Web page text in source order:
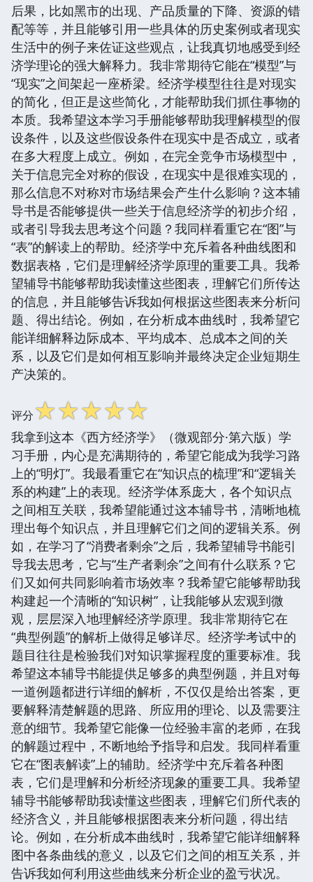
后果，比如黑市的出现、产品质量的下降、资源的错
配等等，并且能够引用一些具体的历史案例或者现实
生活中的例子来佐证这些观点，让我真切地感受到经
济学理论的强大解释力。我非常期待它能在“模型”与
“现实”之间架起一座桥梁。经济学模型往往是对现实
的简化，但正是这些简化，才能帮助我们抓住事物的
本质。我希望这本学习手册能够帮助我理解模型的假
设条件，以及这些假设条件在现实中是否成立，或者
在多大程度上成立。例如，在完全竞争市场模型中，
关于信息完全对称的假设，在现实中是很难实现的，
那么信息不对称对市场结果会产生什么影响？这本辅
导书是否能够提供一些关于信息经济学的初步介绍，
或者引导我去思考这个问题？我同样看重它在“图”与
“表”的解读上的帮助。经济学中充斥着各种曲线图和
数据表格，它们是理解经济学原理的重要工具。我希
望辅导书能够帮助我读懂这些图表，理解它们所传达
的信息，并且能够告诉我如何根据这些图表来分析问
题、得出结论。例如，在分析成本曲线时，我希望它
能详细解释边际成本、平均成本、总成本之间的关
系，以及它们是如何相互影响并最终决定企业短期生
产决策的。
评分☆☆☆☆☆
我拿到这本《西方经济学》（微观部分·第六版）学
习手册，内心是充满期待的，希望它能成为我学习路
上的“明灯”。我最看重它在“知识点的梳理”和“逻辑关
系的构建”上的表现。经济学体系庞大，各个知识点
之间相互关联，我希望能通过这本辅导书，清晰地梳
理出每个知识点，并且理解它们之间的逻辑关系。例
如，在学习了“消费者剩余”之后，我希望辅导书能引
导我去思考，它与“生产者剩余”之间有什么联系？它
们又如何共同影响着市场效率？我希望它能够帮助我
构建起一个清晰的“知识树”，让我能够从宏观到微
观，层层深入地理解经济学原理。我非常期待它在
“典型例题”的解析上做得足够详尽。经济学考试中的
题目往往是检验我们对知识掌握程度的重要标准。我
希望这本辅导书能提供足够多的典型例题，并且对每
一道例题都进行详细的解析，不仅仅是给出答案，更
要解释清楚解题的思路、所应用的理论、以及需要注
意的细节。我希望它能像一位经验丰富的老师，在我
的解题过程中，不断地给予指导和启发。我同样看重
它在“图表解读”上的辅助。经济学中充斥着各种图
表，它们是理解和分析经济现象的重要工具。我希望
辅导书能够帮助我读懂这些图表，理解它们所代表的
经济含义，并且能够根据图表来分析问题，得出结
论。例如，在分析成本曲线时，我希望它能详细解释
图中各条曲线的意义，以及它们之间的相互关系，并
告诉我如何利用这些曲线来分析企业的盈亏状况。